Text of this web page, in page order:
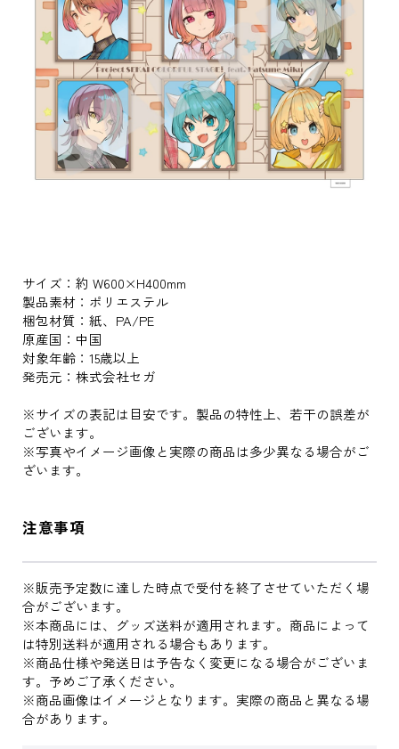
サイズ：約 W600×H400mm
製品素材：ポリエステル
梱包材質：紙、PA/PE
原産国：中国
対象年齢：15歳以上
発売元：株式会社セガ
※サイズの表記は目安です。製品の特性上、若干の誤差が
ございます。
※写真やイメージ画像と実際の商品は多少異なる場合がご
ざいます。
注意事項
※販売予定数に達した時点で受付を終了させていただく場
合がございます。
※本商品には、グッズ送料が適用されます。商品によって
は特別送料が適用される場合もあります。
※商品仕様や発送日は予告なく変更になる場合がございま
す。予めご了承ください。
※商品画像はイメージとなります。実際の商品と異なる場
合があります。